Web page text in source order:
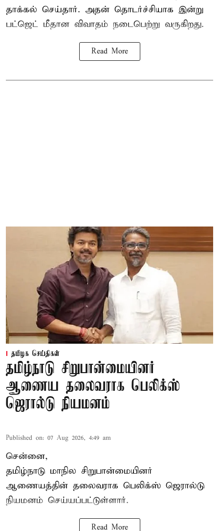
தாக்கல் செய்தார். அதன் தொடர்ச்சியாக இன்று
பட்ஜெட் மீதான விவாதம் நடைபெற்று வருகிறது.
Read More
தமிழக செய்திகள்
தமிழ்நாடு சிறுபான்மையினர்
ஆணைய தலைவராக பெலிக்ஸ்
ஜெரால்டு நியமனம்
Published on: 07 Aug 2026, 4:49 am
சென்னை,
தமிழ்நாடு மாநில சிறுபான்மையினர்
ஆணையத்தின் தலைவராக பெலிக்ஸ் ஜெரால்டு
நியமனம் செய்யப்பட்டுள்ளார்.
Read More